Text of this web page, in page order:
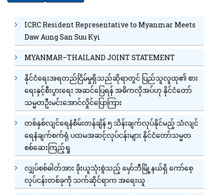
ICRC Resident Representative to Myanmar Meets
Daw Aung San Suu Kyi
MYANMAR–THAILAND JOINT STATEMENT
နိုင်ငံရေးအရတည်ငြိမ်မှုရှိသည်ဆိုရာတွင် ပြည်သူလူထု၏ စား
ရေးနှင့်စီးပွားရေး အဆင်ပြေရန် အဓိကလိုအပ်ဟု နိုင်ငံတော်
သမ္မတဦးမင်းအောင်လှိုင်ပြောကြား
တစ်နှစ်လျင်ရေနံစိမ်းတန်ချိန် ၅ သိန်းချက်လုပ်နိုင်မည့် သံလျင်
ရေနံချက်စက်ရုံ ပထမအဆင့်လုပ်ငန်းများ နိုင်ငံတော်သမ္မတ
စစ်ဆေးကြည့်ရှု
လျှပ်စစ်ဓါတ်အား ခိုးယူသုံးစွဲသည့် မှော်ဘီမြို့နယ်ရှိ ကော်စေ့
လုပ်ငန်းတစ်ခုကို သက်ဆိုင်ရာက အရေးယူ